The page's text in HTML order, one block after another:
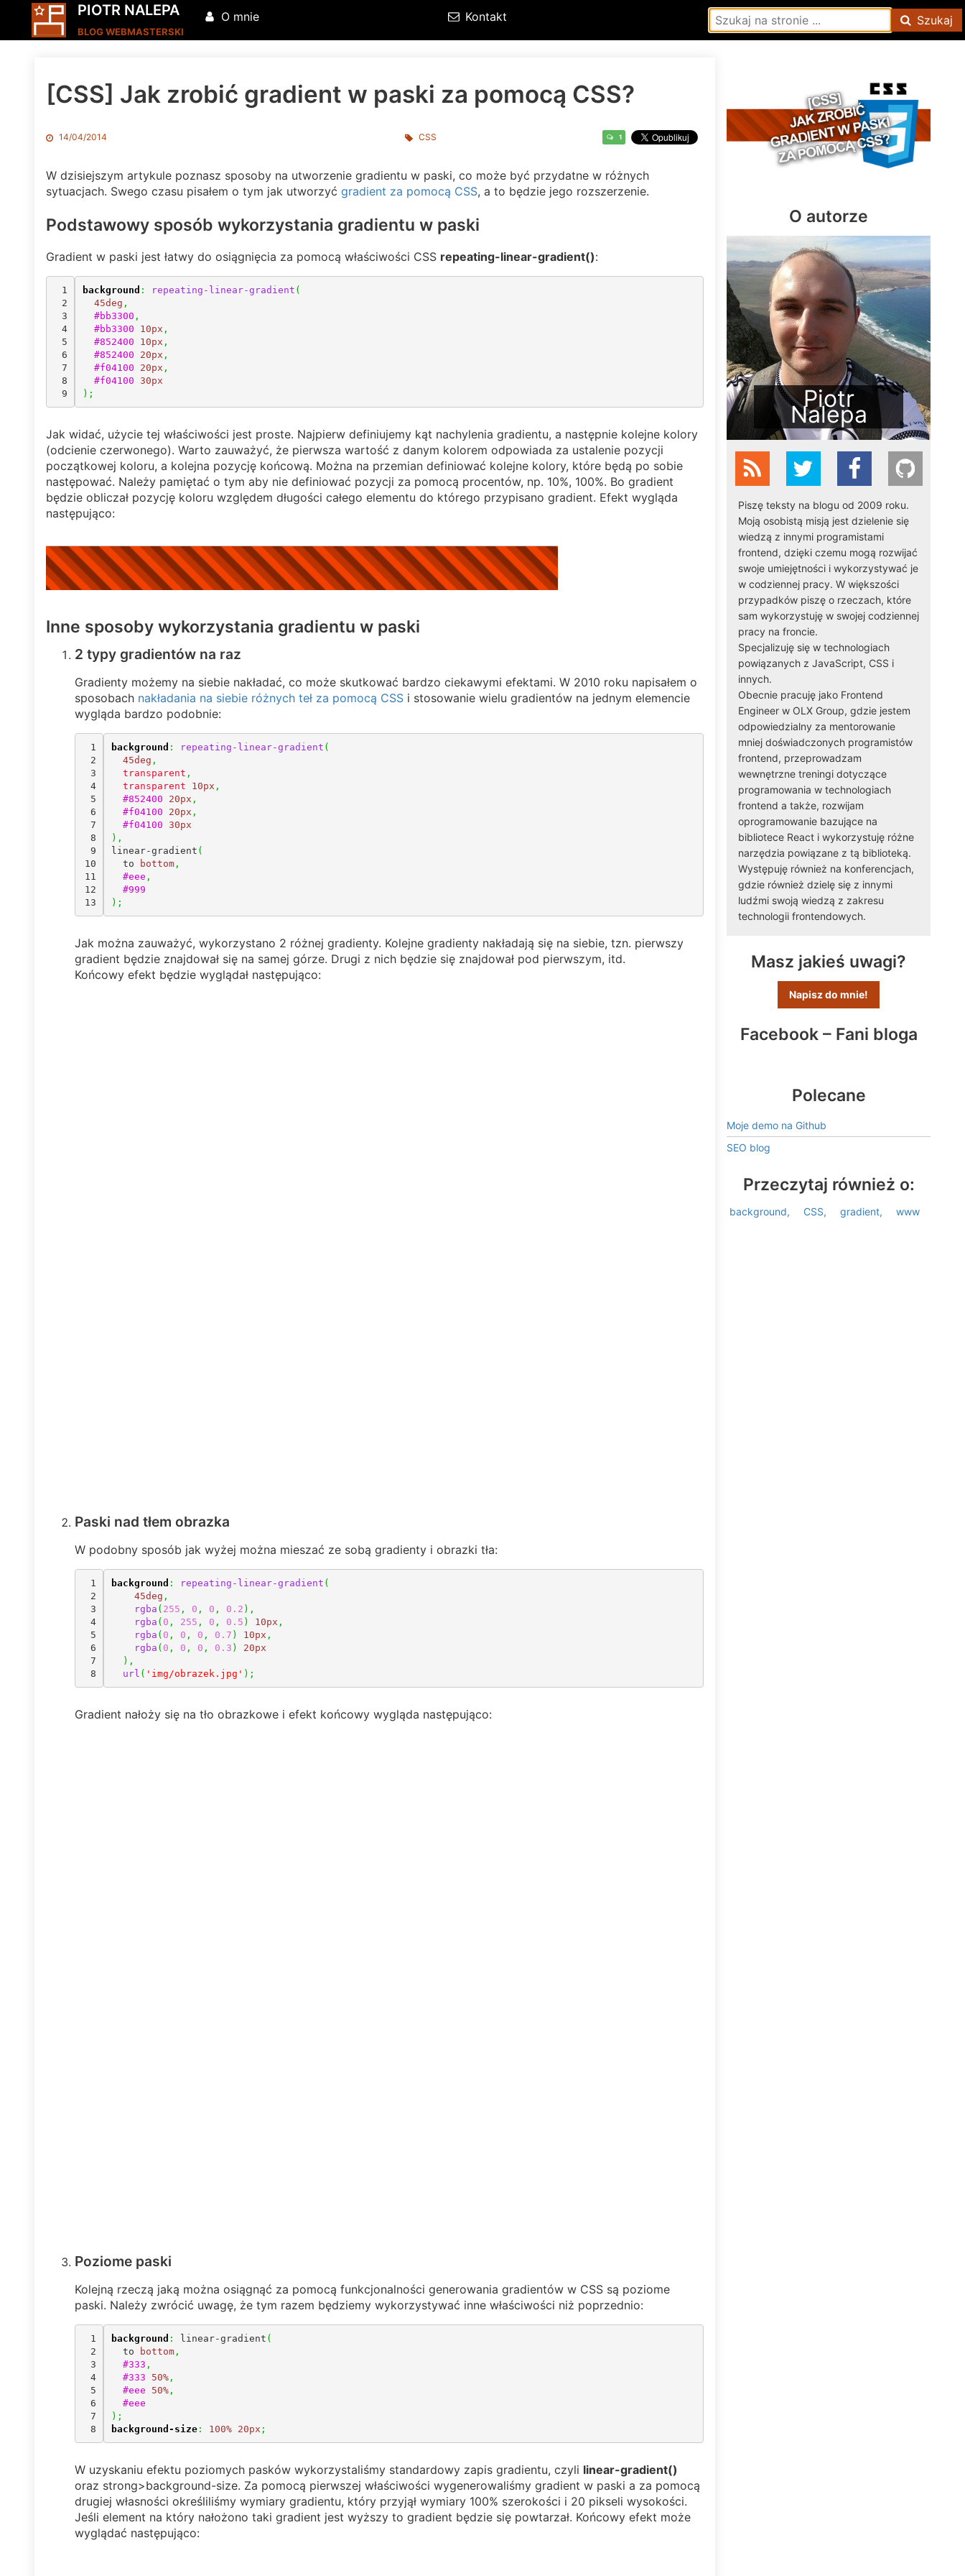
[CSS] Jak zrobić gradient w paski za pomocą CSS?
W dzisiejszym artykule poznasz sposoby na utworzenie gradientu w paski, co może być przydatne w różnych
sytuacjach. Swego czasu pisałem o tym jak utworzyć gradient za pomocą CSS, a to będzie jego rozszerzenie.
Podstawowy sposób wykorzystania gradientu w paski
Gradient w paski jest łatwy do osiągnięcia za pomocą właściwości CSS repeating-linear-gradient():
1
2
3
4
5
6
7
8
background : repeating-linear-gradient (
45deg ,
#bb3300 ,
#bb3300
10px ,
#852400
10px ,
#852400
20px ,
#f04100
20px ,
#f04100
30px
) ;
Jak widać, użycie tej właściwości jest proste. Najpierw definiujemy kąt nachylenia gradientu, a następnie kolejne kolory
(odcienie czerwonego). Warto zauważyć, że pierwsza wartość z danym kolorem odpowiada za ustalenie pozycji
początkowej koloru, a kolejna pozycję końcową. Można na przemian definiować kolejne kolory, które będą po sobie
następować. Należy pamiętać o tym aby nie definiować pozycji za pomocą procentów, np. 10%, 100%. Bo gradient
będzie obliczał pozycję koloru względem długości całego elementu do którego przypisano gradient. Efekt wygląda
następująco:
Inne sposoby wykorzystania gradientu w paski
2 typy gradientów na raz
Gradienty możemy na siebie nakładać, co może skutkować bardzo ciekawymi efektami. W 2010 roku napisałem o
sposobach nakładania na siebie różnych teł za pomocą CSS i stosowanie wielu gradientów na jednym elemencie
wygląda bardzo podobnie:
1
2
3
4
5
6
7
8
9
10
11
12
background : repeating-linear-gradient (
45deg ,
transparent ,
transparent
10px ,
#852400
20px ,
#f04100
20px ,
#f04100
30px
) ,
linear-gradient (
  to
bottom,
#eee ,
#999
) ;
Jak można zauważyć, wykorzystano 2 różnej gradienty. Kolejne gradienty nakładają się na siebie, tzn. pierwszy
gradient będzie znajdował się na samej górze. Drugi z nich będzie się znajdował pod pierwszym, itd.
Końcowy efekt będzie wyglądał następująco:
Paski nad tłem obrazka
W podobny sposób jak wyżej można mieszać ze sobą gradienty i obrazki tła:
1
2
3
4
5
6
7
background : repeating-linear-gradient (
45deg ,
rgba ( 255 , 0 , 0 , 0.2 ) ,
rgba ( 0 , 255 , 0 , 0.5 ) 10px ,
rgba ( 0 , 0 , 0 , 0.7 ) 10px ,
rgba ( 0 , 0 , 0 , 0.3 )
20px
) ,
url ( 'img/obrazek.jpg' ) ;
Gradient nałoży się na tło obrazkowe i efekt końcowy wygląda następująco:
Poziome paski
Kolejną rzeczą jaką można osiągnąć za pomocą funkcjonalności generowania gradientów w CSS są poziome
paski. Należy zwrócić uwagę, że tym razem będziemy wykorzystywać inne właściwości niż poprzednio:
1
2
3
4
5
6
7
background : linear-gradient (
  to
bottom,
#333 ,
#333
50%,
#eee
50%,
#eee
) ;
background-size: 100% 20px ;
W uzyskaniu efektu poziomych pasków wykorzystaliśmy standardowy zapis gradientu, czyli linear-gradient()
oraz strong>background-size. Za pomocą pierwszej właściwości wygenerowaliśmy gradient w paski a za pomocą
drugiej własności określiliśmy wymiary gradientu, który przyjął wymiary 100% szerokości i 20 pikseli wysokości.
Jeśli element na który nałożono taki gradient jest wyższy to gradient będzie się powtarzał. Końcowy efekt może
wyglądać następująco:
14/04/2014 CSS 1
O autorze
Piotr
Nalepa
Piszę teksty na blogu od 2009 roku.
Moją osobistą misją jest dzielenie się
wiedzą z innymi programistami
frontend, dzięki czemu mogą rozwijać
swoje umiejętności i wykorzystywać je
w codziennej pracy. W większości
przypadków piszę o rzeczach, które
sam wykorzystuję w swojej codziennej
pracy na froncie.
Specjalizuję się w technologiach
powiązanych z JavaScript, CSS i
innych.
Obecnie pracuję jako Frontend
Engineer w OLX Group, gdzie jestem
odpowiedzialny za mentorowanie
mniej doświadczonych programistów
frontend, przeprowadzam
wewnętrzne treningi dotyczące
programowania w technologiach
frontend a także, rozwijam
oprogramowanie bazujące na
bibliotece React i wykorzystuję różne
narzędzia powiązane z tą biblioteką.
Występuję również na konferencjach,
gdzie również dzielę się z innymi
ludźmi swoją wiedzą z zakresu
technologii frontendowych.
Masz jakieś uwagi?
Napisz do mnie!
Facebook – Fani bloga
Polecane
Moje demo na Github
SEO blog
Przeczytaj również o:
background CSS gradient www
PIOTR NALEPA
BLOG WEBMASTERSKI
O mnie Kontakt Szukaj